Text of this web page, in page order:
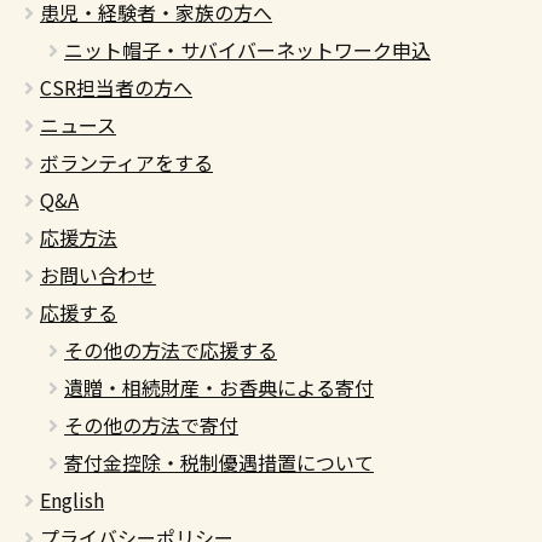
患児・経験者・家族の方へ
ニット帽子・サバイバーネットワーク申込
CSR担当者の方へ
ニュース
ボランティアをする
Q&A
応援方法
お問い合わせ
応援する
その他の方法で応援する
遺贈・相続財産・お香典による寄付
その他の方法で寄付
寄付金控除・税制優遇措置について
English